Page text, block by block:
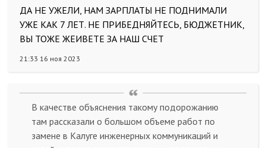
ДА НЕ УЖЕЛИ, НАМ ЗАРПЛАТЫ НЕ ПОДНИМАЛИ
УЖЕ КАК 7 ЛЕТ. НЕ ПРИБЕДНЯЙТЕСЬ, БЮДЖЕТНИК,
ВЫ ТОЖЕ ЖЕИВЕТЕ ЗА НАШ СЧЕТ
21:33 16 ноя 2023
В качестве объяснения такому подорожанию
там рассказали о большом объеме работ по
замене в Калуге инженерных коммуникаций и